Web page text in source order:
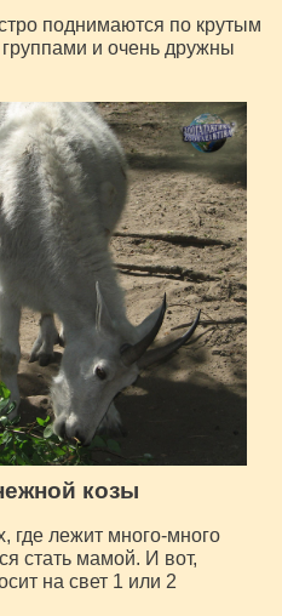
поднимаются по крутым
и очень дружны
козы
где лежит много-много
стать мамой. И вот,
на свет 1 или 2